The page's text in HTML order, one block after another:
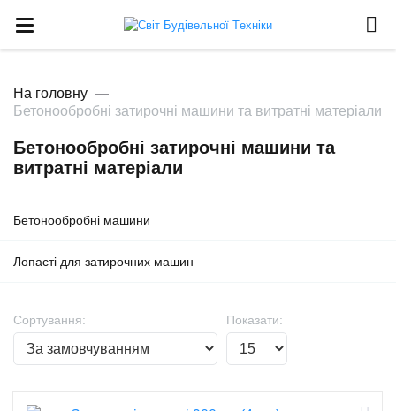
На головну
Бетонообробні затирочні машини та витратні матеріали
Бетонообробні затирочні машини та
витратні матеріали
Бетонообробні машини
Лопасті для затирочних машин
Сортування: Показати: